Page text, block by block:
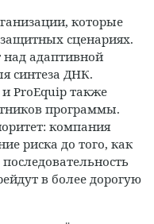
которые
сценариях.
над адаптивной
синтеза ДНК.
и ProEquip также
программы.
компания
риска до того, как
в более дорогую